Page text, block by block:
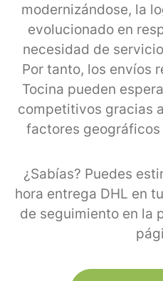
modernizándose, la
evolucionado en
necesidad de
Por tanto, los envíos
Tocina pueden
competitivos gracias
factores
¿Sabías? Puedes
hora entrega DHL en
de seguimiento en la